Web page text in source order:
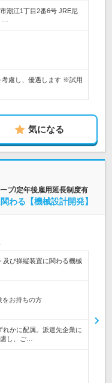
潮江1丁目2番6号 JRE尼
…
慮し、優遇します ※試用
気になる
プ/定年後雇用延長制度有
わる【機械設計開発】
及び操縦装置に関わる機械
をお持ちの方
れかに配属。派遣先企業に
し、ご…